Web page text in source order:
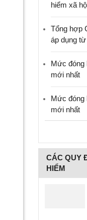
hiểm xã
Tổng hợp
áp dụng
Mức đóng
mới nhất
Mức đóng
mới nhất
CÁC QUY
HIỂM